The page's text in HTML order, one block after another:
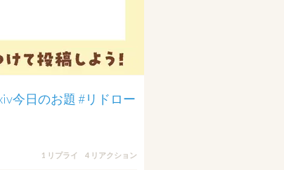
今日のお題 #リドロー
1 リプライ 4 リアクション